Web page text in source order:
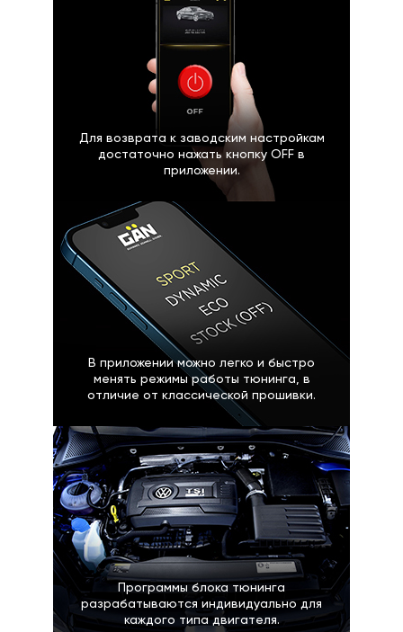
Для возврата к заводским настройкам
достаточно нажать кнопку OFF в
приложении.
В приложении можно легко и быстро
менять режимы работы тюнинга, в
отличие от классической прошивки.
Программы блока тюнинга
разрабатываются индивидуально для
каждого типа двигателя.